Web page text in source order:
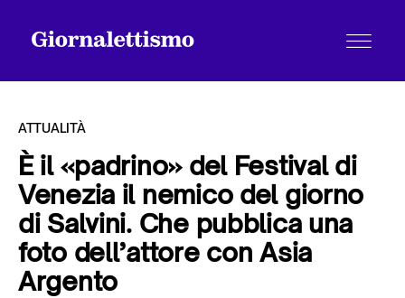
Tutti gli articoli
Chi siamo
ATTUALITÀ
È il «padrino» del Festival di
Venezia il nemico del giorno
di Salvini. Che pubblica una
foto dell’attore con Asia
Argento